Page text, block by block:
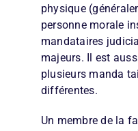
physique
personne morale
mandataires
majeurs. Il est
plusieurs manda­
différentes.
Un membre de la